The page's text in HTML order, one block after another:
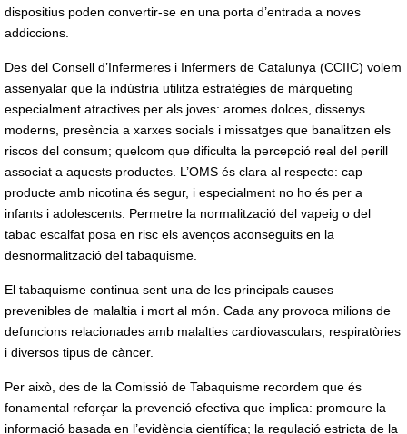
dispositius poden convertir-se en una porta d’entrada a noves
addiccions.
Des del Consell d’Infermeres i Infermers de Catalunya (CCIIC) volem
assenyalar que la indústria utilitza estratègies de màrqueting
especialment atractives per als joves: aromes dolces, dissenys
moderns, presència a xarxes socials i missatges que banalitzen els
riscos del consum; quelcom que dificulta la percepció real del perill
associat a aquests productes. L’OMS és clara al respecte: cap
producte amb nicotina és segur, i especialment no ho és per a
infants i adolescents. Permetre la normalització del vapeig o del
tabac escalfat posa en risc els avenços aconseguits en la
desnormalització del tabaquisme.
El tabaquisme continua sent una de les principals causes
prevenibles de malaltia i mort al món. Cada any provoca milions de
defuncions relacionades amb malalties cardiovasculars, respiratòries
i diversos tipus de càncer.
Per això, des de la Comissió de Tabaquisme recordem que és
fonamental reforçar la prevenció efectiva que implica: promoure la
informació basada en l’evidència científica; la regulació estricta de la